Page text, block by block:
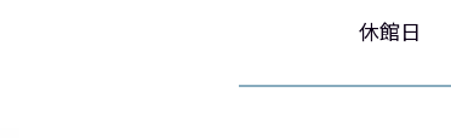
休館日